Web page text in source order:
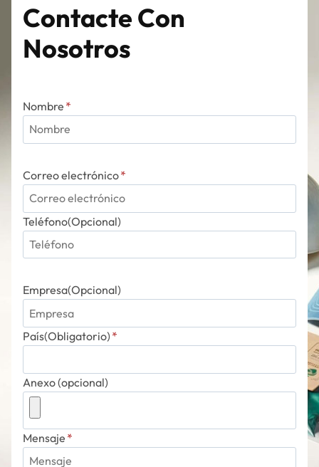
Contacte Con
Nosotros
Nombre *
Correo electrónico*
Teléfono(Opcional)
Empresa(Opcional)
País(Obligatorio) *
Anexo (opcional)
Mensaje *